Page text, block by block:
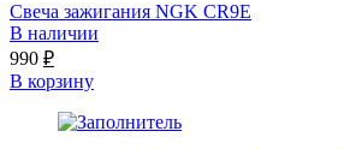
Свеча зажигания NGK CR9E
В наличии
990 ₽
В корзину